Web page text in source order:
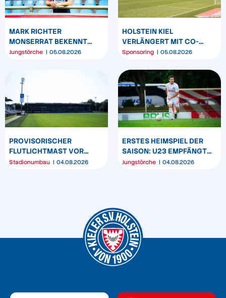
MARK RICHTER
MONSERRAT BEKENNT
SICH LANGFRISTIG ZUR
Jungstörche 05.08.2026
HOLSTEIN KIEL
VERLÄNGERT MIT CO-
SPONSOR SPREHE
Sponsoring 05.08.2026
PROVISORISCHER
FLUTLICHTMAST VOR
WESTTRIBÜNE WIRD
Stadionumbau 04.08.2026
ERSTES HEIMSPIEL DER
SAISON: U23 EMPFÄNGT
HEIDER SV
Jungstörche 04.08.2026